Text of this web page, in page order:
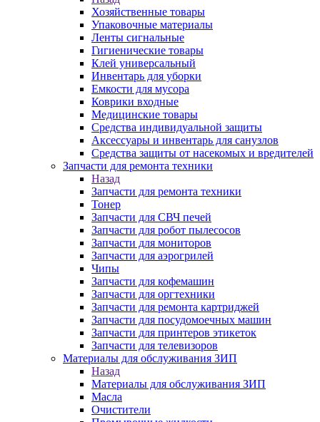
Хозяйственные товары
Упаковочные материалы
Ленты сигнальные
Гигиенические товары
Клей универсальный
Инвентарь для уборки
Емкости для мусора
Коврики входные
Медицинские товары
Средства индивидуальной защиты
Аксессуары и инвентарь для санузлов
Средства защиты от насекомых и вредителей
Запчасти для ремонта техники
Назад
Запчасти для ремонта техники
Тонер
Запчасти для СВЧ печей
Запчасти для робот пылесосов
Запчасти для мониторов
Запчасти для аэрогрилей
Чипы
Запчасти для кофемашин
Запчасти для оргтехники
Запчасти для ремонта картриджей
Запчасти для посудомоечных машин
Запчасти для принтеров этикеток
Запчасти для телевизоров
Материалы для обслуживания ЗИП
Назад
Материалы для обслуживания ЗИП
Масла
Очистители